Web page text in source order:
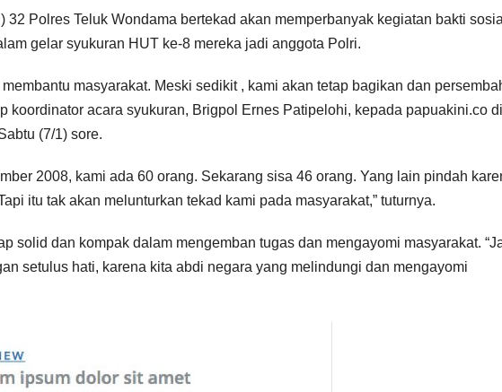
Polres Teluk Wondama bertekad akan memperbanyak kegiatan bakti
gelar syukuran HUT ke-8 mereka jadi anggota Polri.
masyarakat. Meski sedikit , kami akan tetap bagikan dan
koordinator acara syukuran, Brigpol Ernes Patipelohi, kepada papuakini.co di
(7/1) sore.
2008, kami ada 60 orang. Sekarang sisa 46 orang. Yang lain pindah
itu tak akan melunturkan tekad kami pada masyarakat,” tuturnya.
solid dan kompak dalam mengemban tugas dan mengayomi masyarakat.
setulus hati, karena kita abdi negara yang melindungi dan mengayomi